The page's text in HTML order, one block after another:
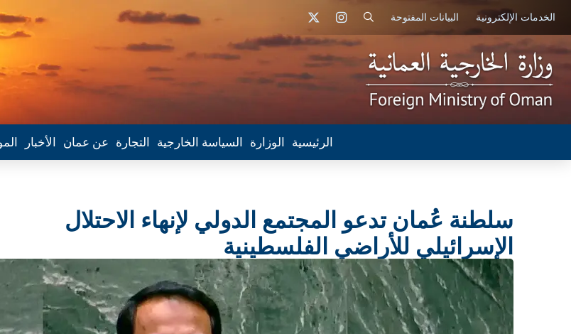
الخدمات الإلكترونية البيانات المفتوحة
الأخبار عن عمان التجارة السياسة الخارجية الوزارة الرئيسية
سلطنة عُمان تدعو المجتمع الدولي لإنهاء الاحتلال
الإسرائيلي للأراضي الفلسطينية